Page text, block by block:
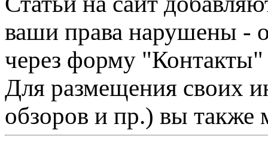
ваши права нарушены -
через форму "Контакты"
Для размещения своих
обзоров и пр.) вы также